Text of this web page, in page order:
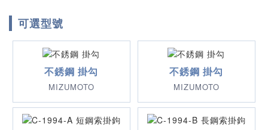
可選型號
不銹鋼 掛勾
MIZUMOTO
不銹鋼 掛勾
MIZUMOTO